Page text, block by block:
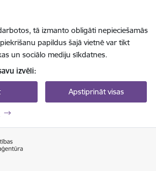
tā izmanto obligāti nepieciešamās
papildus šajā vietnē var tikt
un sociālo mediju sīkdatnes.
izvēli:
Apstiprināt visas